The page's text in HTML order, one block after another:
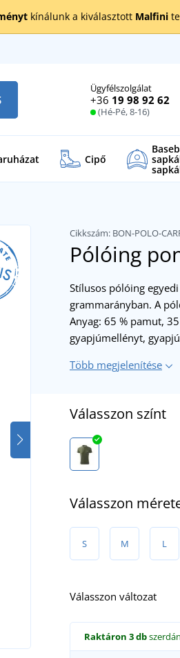
kínálunk a kiválasztott Malfini
Ügyfélszolgálat
+36 19 98 92 62
(Hé-Pé, 8-16)
Cipő
Cikkszám: BON-POLO-
Pólóing
Stílusos pólóing
grammarányban. A
Anyag: 65 % pamut,
gyapjúmellényt,
Több megjelenítése
Válasszon színt
Válasszon
S M L
Válasszon változat
Raktáron 3 db